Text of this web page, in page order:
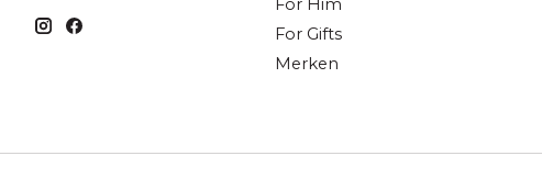
For Him
For Gifts
Merken